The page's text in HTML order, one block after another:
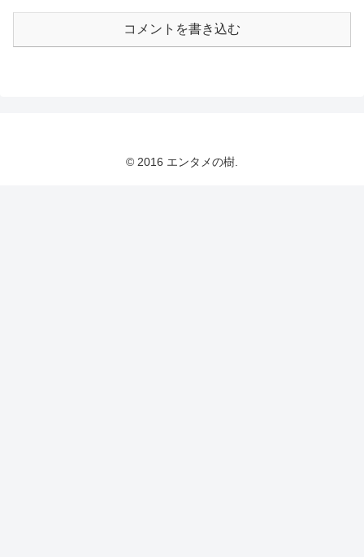
コメントを書き込む
© 2016 エンタメの樹.